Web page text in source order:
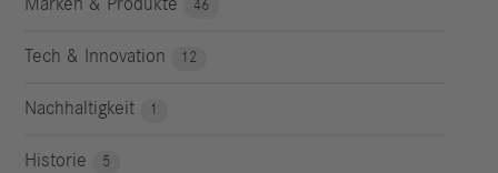
Marken & Produkte 46
Tech & Innovation 12
Nachhaltigkeit 1
Historie 5